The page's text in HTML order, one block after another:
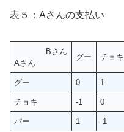
表５：Aさんの支払い
Bさん
Aさん
グー チョキ
グー 0 1
チョキ -1 0
パー 1 -1